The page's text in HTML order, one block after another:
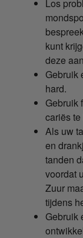
Los
kunt
deze
Gebruik
hard.
Gebruik
cariës
Als uw
en
tanden
voordat
Zuur
tijdens
Gebruik